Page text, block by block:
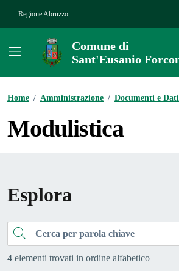
Regione Abruzzo
Comune di
Sant'Eusanio
Home / Amministrazione / Documenti e Dati
Modulistica
Esplora
Cerca
4 elementi trovati in ordine alfabetico